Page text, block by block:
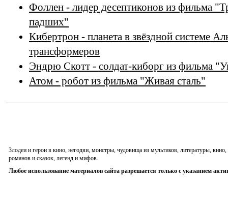
Фоллен - лидер десептиконов из фильма
падших"
Кибертрон - планета в звёздной системе
трансформеров
Эндрю Скотт - солдат-киборг из фильма
Атом - робот из фильма "Живая сталь"
Злодеи и герои в кино, негодяи, монстры, чудовища из мультиков, литературы,
романов и сказок, легенд и мифов.
Любое использование материалов сайта разрешается только с указанием